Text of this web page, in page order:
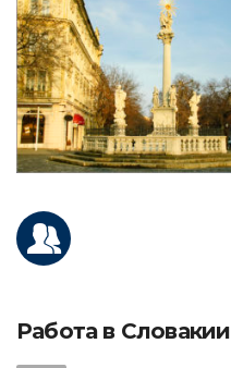
Работа в Словакии